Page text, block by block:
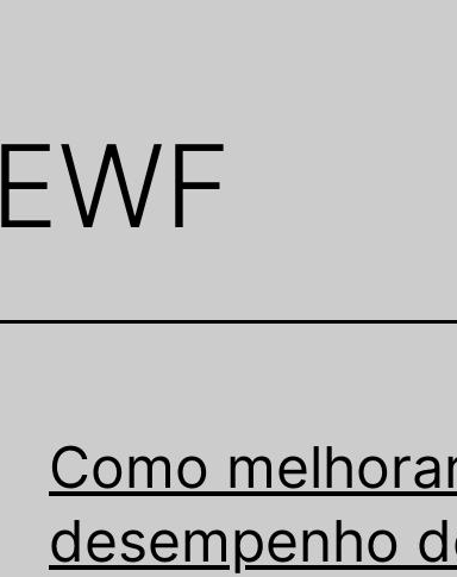
EWF
Como
desempenho